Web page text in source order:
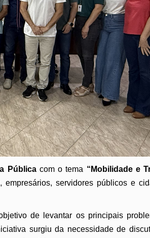
Públicacom o tema “Mobilidade e
servidores públicos e
de levantar os principais
surgiu da necessidade de